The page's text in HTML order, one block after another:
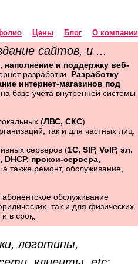
Цены Блог О компании
сайтов, и ...
и поддержку веб-
разработки. Разработку
интернет-магазинов под
базе учёта внутренней системы
(ЛВС, СКС)
так и для частных лиц.
серверов (1С, SIP, VoIP, эл.
DHCP, прокси-сервера,
а также ремонт, обслуживание,
обслуживание
так и для физических
в срок.
логотипы,